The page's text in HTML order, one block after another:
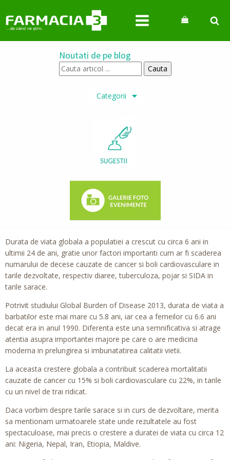
Noutati de pe blog
Cauta
articol
Categorii
Durata de viata globala a populatiei a crescut cu circa 6 ani in
ultimii 24 de ani, gratie unor factori importanti cum ar fi scaderea
numarului de decese cauzate de cancer si boli cardiovasculare in
tarile dezvoltate, respectiv diaree, tuberculoza, pojar si SIDA in
tarile sarace.
Potrivit studiului Global Burden of Disease 2013, durata de viata a
barbatilor este mai mare cu 5.8 ani, iar cea a femeilor cu 6.6 ani
decat era in anul 1990. Diferenta este una semnificativa si atrage
atentia asupra importantei majore pe care o are medicina
moderna in prelungirea si imbunatatirea calitatii vietii.
La aceasta crestere globala a contribuit scaderea mortalitatii
cauzate de cancer cu 15% si boli cardiovasculare cu 22%, in tarile
cu un nivel de trai ridicat.
Daca vorbim despre tarile sarace si in curs de dezvoltare, merita
sa mentionam urmatoarele state unde rezultatele au fost
spectaculoase, mai precis o crestere a duratei de viata cu circa 12
ani: Nigeria, Nepal, Iran, Etiopia, Maldive.